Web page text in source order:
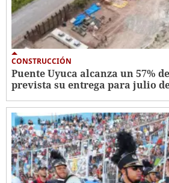
CONSTRUCCIÓN
Puente Uyuca alcanza un 57%
prevista su entrega para julio